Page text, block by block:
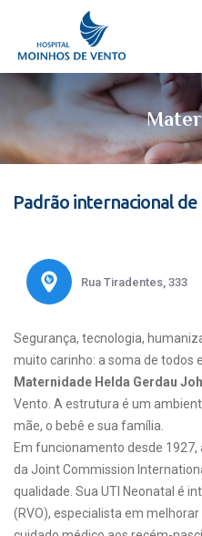
Padrão internacional
Rua Tiradentes, 333
Segurança, tecnologia,
muito carinho: a soma de todos
Maternidade Helda Gerdau
Vento. A estrutura é um
mãe, o bebê e sua família.
Em funcionamento desde
da Joint Commission
qualidade. Sua UTI Neonatal é
(RVO), especialista em